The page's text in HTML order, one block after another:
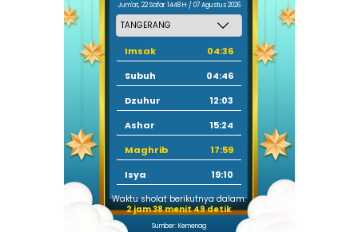
Jum'at, 22 Safar 1448 H / 07 Agustus 2026
Imsak
04:36
Subuh
04:46
Dzuhur
12:03
Ashar
15:24
Maghrib
17:59
Isya
19:10
Waktu sholat berikutnya dalam:
2 jam 38 menit 49 detik
Sumber: Kemenag